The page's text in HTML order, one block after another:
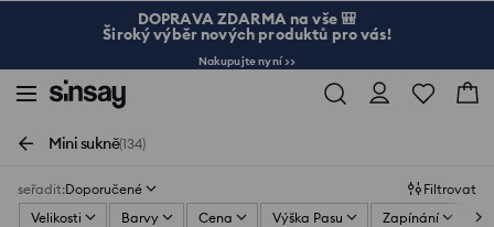
DOPRAVA ZDARMA na vše 🎒
Široký výběr nových produktů pro vás!
Nakupujte nyní >>
Mini sukně(134)
seřadit:Doporučené
Filtrovat
Velikosti
Barvy Cena Výška Pasu Zapínání